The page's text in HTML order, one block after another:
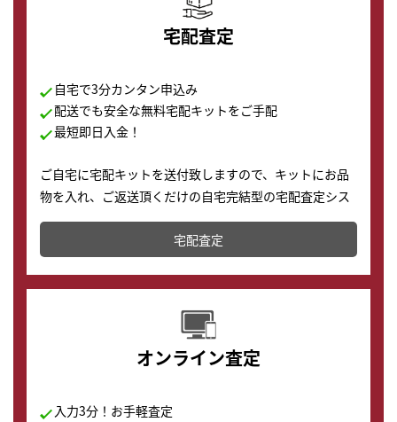
宅配査定
自宅で3分カンタン申込み
配送でも安全な無料宅配キットをご手配
最短即日入金！
ご自宅に宅配キットを送付致しますので、キットにお品
物を入れ、ご返送頂くだけの自宅完結型の宅配査定シス
テムです。
配送でも簡単&安全に査定・買取に出すことが可能で
す。
宅配査定
オンライン査定
入力3分！お手軽査定